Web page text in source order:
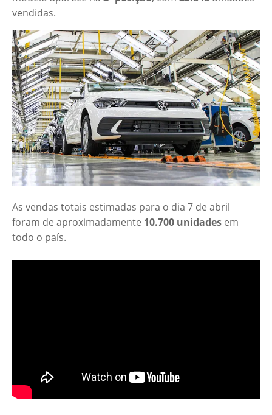
vendidas.
As vendas totais estimadas para o dia 7 de abril
foram de aproximadamente 10.700 unidades em
todo o país.